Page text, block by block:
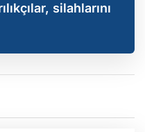
silahlarını